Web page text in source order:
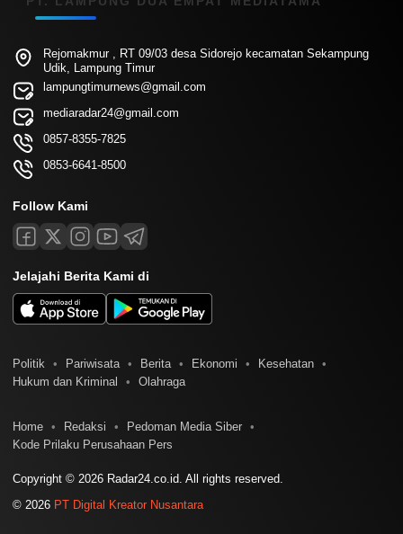
Rejomakmur , RT 09/03 desa Sidorejo kecamatan Sekampung
Udik, Lampung Timur
lampungtimurnews@gmail.com
mediaradar24@gmail.com
0857-8355-7825
0853-6641-8500
Follow Kami
Jelajahi Berita Kami di
Politik Pariwisata Berita Ekonomi
Kesehatan
Hukum dan Kriminal
Olahraga
Home Redaksi
Pedoman Media Siber
Kode Prilaku Perusahaan Pers
Copyright © 2026 Radar24.co.id. All rights reserved.
© 2026 PT Digital Kreator Nusantara